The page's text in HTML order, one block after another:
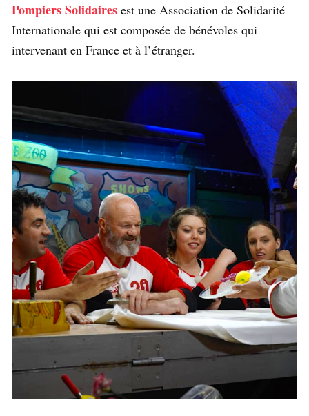
Pompiers Solidaires est une Association de Solidarité
Internationale qui est composée de bénévoles qui
intervenant en France et à l’étranger.